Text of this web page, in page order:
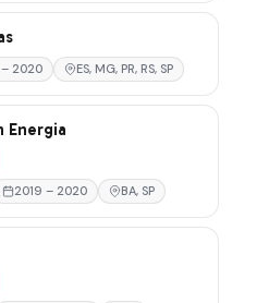
– 2020 ES, MG, PR, RS, SP
Energia
2019 – 2020 BA, SP